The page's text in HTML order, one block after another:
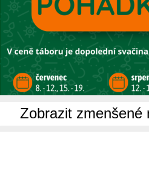
Zobrazit zmenšené